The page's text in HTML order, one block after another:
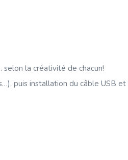
la créativité de chacun!
puis installation du câble USB et